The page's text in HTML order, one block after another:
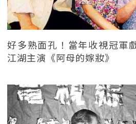
好多熟面孔！當年收視冠軍
江湖主演《阿母的嫁妝》